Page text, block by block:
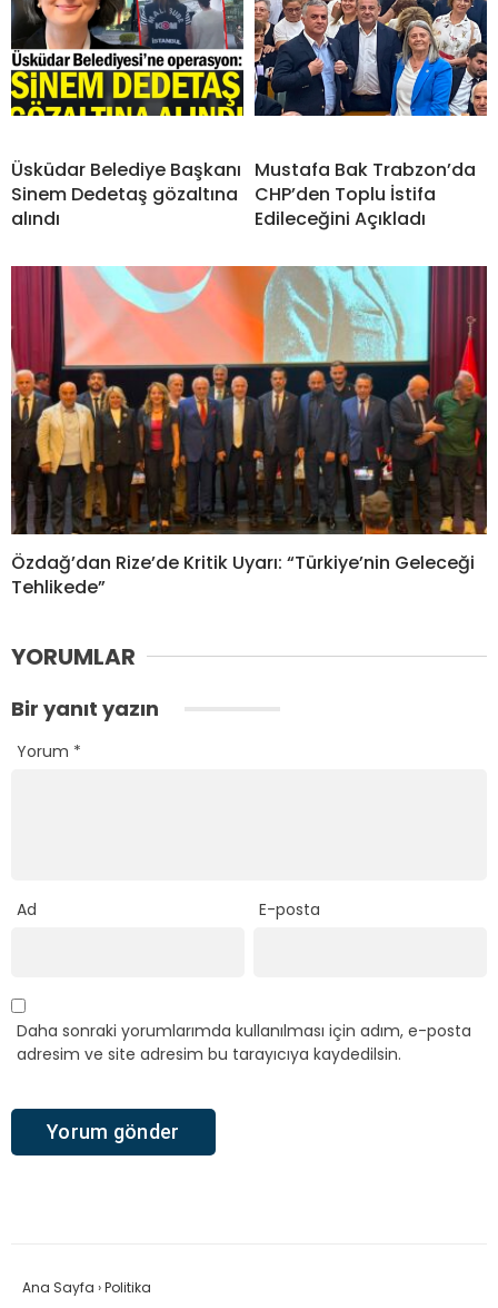
Üsküdar Belediye Başkanı
Sinem Dedetaş gözaltına
alındı
Mustafa Bak Trabzon’da
CHP’den Toplu İstifa
Edileceğini Açıkladı
Özdağ’dan Rize’de Kritik Uyarı: “Türkiye’nin Geleceği
Tehlikede”
YORUMLAR
Bir yanıt yazın
Yorum *
Ad E-posta
Daha sonraki yorumlarımda kullanılması için adım, e-posta
adresim ve site adresim bu tarayıcıya kaydedilsin.
Ana Sayfa ›Politika